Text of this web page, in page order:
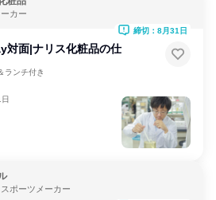
カー
対面|ナリス化粧品の仕
ランチ付き
日
締切：8月31日
ポーツメーカー